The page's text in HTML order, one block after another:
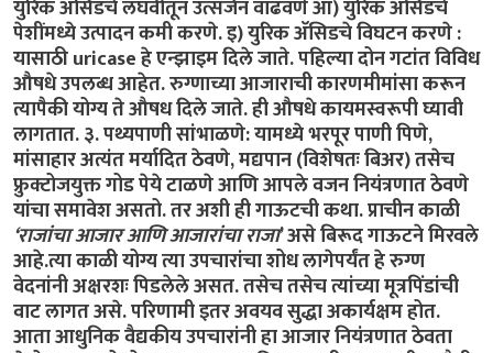
युरिक अ‍ॅसिडचे लघवीतून उत्सर्जन वाढवणे आ) युरिक अ‍ॅसिडचे
पेशींमध्ये उत्पादन कमी करणे. इ) युरिक अ‍ॅसिडचे विघटन करणे :
यासाठी uricase हे एन्झाइम दिले जाते. पहिल्या दोन गटांत विविध
औषधे उपलब्ध आहेत. रुग्णाच्या आजाराची कारणमीमांसा करून
त्यापैकी योग्य ते औषध दिले जाते. ही औषधे कायमस्वरूपी घ्यावी
लागतात. ३.पथ्यपाणीसांभाळणे: यामध्ये भरपूर पाणी पिणे,
मांसाहार अत्यंत मर्यादित ठेवणे, मद्यपान (विशेषतः बिअर) तसेच
फ्रुक्टोजयुक्त गोड पेये टाळणे आणि आपले वजन नियंत्रणात ठेवणे
यांचा समावेश असतो. तर अशी ही गाऊटची कथा. प्राचीन काळी
‘राजांचा आजार आणि आजारांचा राजा’ असे बिरूद गाऊटने मिरवले
आहे.त्या काळी योग्य त्या उपचारांचा शोध लागेपर्यंत हे रुग्ण
वेदनांनी अक्षरशः पिडलेले असत. तसेच तसेच त्यांच्या मूत्रपिंडांची
वाट लागत असे. परिणामी इतर अवयव सुद्धा अकार्यक्षम होत.
आता आधुनिक वैद्यकीय उपचारांनी हा आजार नियंत्रणात ठेवता